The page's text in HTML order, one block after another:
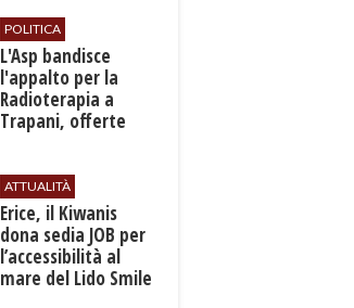
POLITICA
L'Asp bandisce
l'appalto per la
Radioterapia a
Trapani, offerte
ATTUALITÀ
​Erice, il Kiwanis
dona sedia JOB per
l’accessibilità al
mare del Lido Smile